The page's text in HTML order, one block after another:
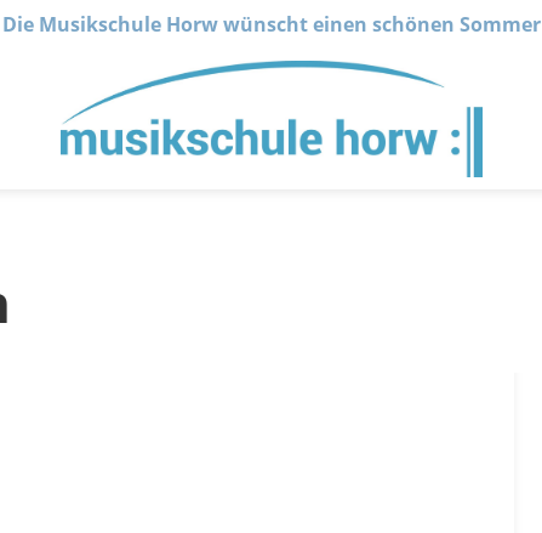
Die Musikschule Horw wünscht einen schönen Sommer